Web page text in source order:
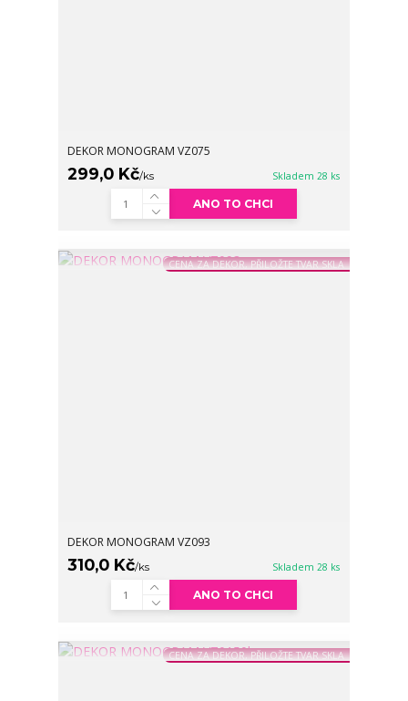
DEKOR MONOGRAM VZ075
299,0 Kč/ks Skladem 28 ks
ANO TO CHCI
CENA ZA DEKOR, PŘILOŽTE TVAR SKLA
DEKOR MONOGRAM VZ093
310,0 Kč/ks Skladem 28 ks
ANO TO CHCI
CENA ZA DEKOR, PŘILOŽTE TVAR SKLA